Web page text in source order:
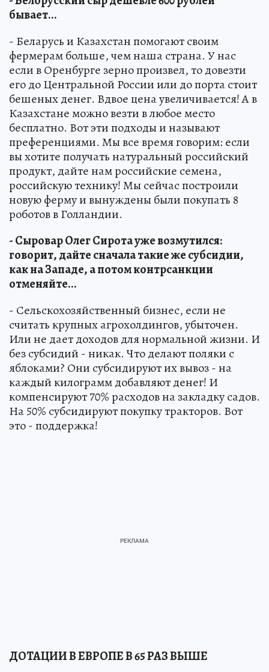
бывает...
- Беларусь и Казахстан помогают своим
фермерам больше, чем наша страна. У нас
если в Оренбурге зерно произвел, то довезти
его до Центральной России или до порта стоит
бешеных денег. Вдвое цена увеличивается! А в
Казахстане можно везти в любое место
бесплатно. Вот эти подходы и называют
преференциями. Мы все время говорим: если
вы хотите получать натуральный российский
продукт, дайте нам российские семена,
российскую технику! Мы сейчас построили
новую ферму и вынуждены были покупать 8
роботов в Голландии.
- Сыровар Олег Сирота уже возмутился:
говорит, дайте сначала такие же субсидии,
как на Западе, а потом контр­санкции
отменяйте...
- Сельскохозяйственный бизнес, если не
считать крупных агрохолдингов, убыточен.
Или не дает доходов для нормальной жизни. И
без субсидий - никак. Что делают поляки с
яблоками? Они субсидируют их вывоз - на
каждый килограмм добавляют денег! И
компенсируют 70% расходов на закладку садов.
На 50% субсидируют покупку тракторов. Вот
это - поддержка!
ДОТАЦИИ В ЕВРОПЕ В 65 РАЗ ВЫШЕ